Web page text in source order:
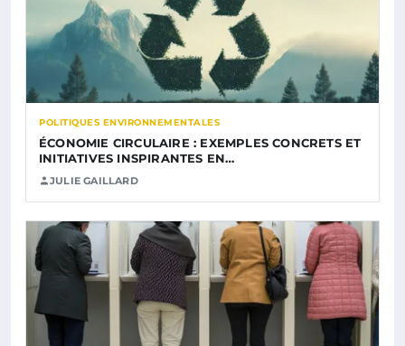
POLITIQUES ENVIRONNEMENTALES
ÉCONOMIE CIRCULAIRE : EXEMPLES CONCRETS ET
INITIATIVES INSPIRANTES EN…
JULIE GAILLARD